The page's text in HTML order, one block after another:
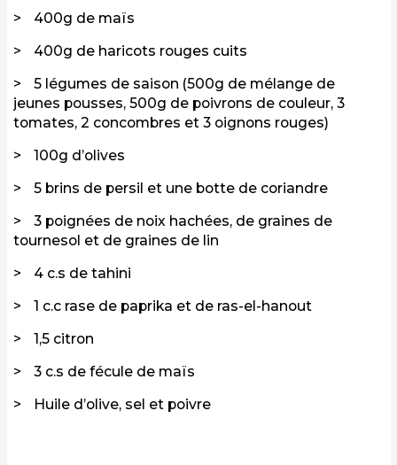
400g de maïs
400g de haricots rouges cuits
5 légumes de saison (500g de mélange de
jeunes pousses, 500g de poivrons de couleur, 3
tomates, 2 concombres et 3 oignons rouges)
100g d’olives
5 brins de persil et une botte de coriandre
3 poignées de noix hachées, de graines de
tournesol et de graines de lin
4 c.s de tahini
1 c.c rase de paprika et de ras-el-hanout
1,5 citron
3 c.s de fécule de maïs
Huile d’olive, sel et poivre